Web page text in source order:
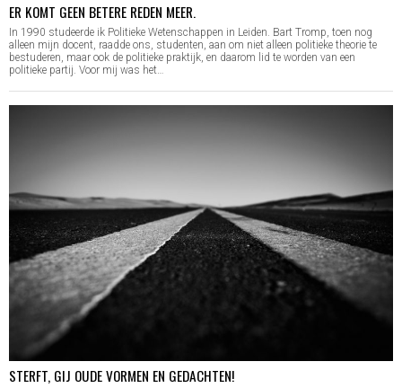
ER KOMT GEEN BETERE REDEN MEER.
In 1990 studeerde ik Politieke Wetenschappen in Leiden. Bart Tromp, toen nog
alleen mijn docent, raadde ons, studenten, aan om niet alleen politieke theorie te
bestuderen, maar ook de politieke praktijk, en daarom lid te worden van een
politieke partij. Voor mij was het…
STERFT, GIJ OUDE VORMEN EN GEDACHTEN!